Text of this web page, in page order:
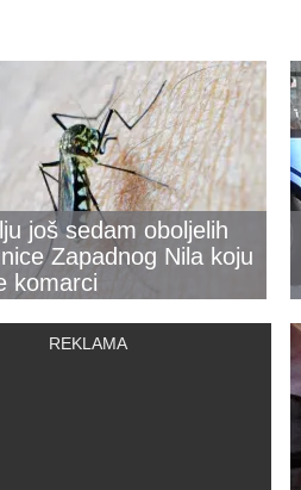
još sedam oboljelih
Zapadnog Nila koju
komarci